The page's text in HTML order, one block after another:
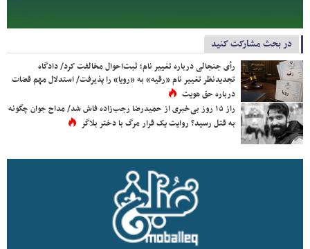
در بحث مشارکت کنید
رأی جنجالی درباره تغییر نام؛ ثبت‌احوال مخالفت کرد/ دادگاه
تجدیدنظر تغییر نام «رقیه» به «رویا» را پذیرفت/ استدلال مهم قضات
درباره حق هویت
راز ۱۵ روز بی‌خبری از حمیدرضا رجب‌زاده فاش شد/ مداح جوان چگونه
به قتل رسید؟ روایت یک قرار مرگ با دختر بلاگر